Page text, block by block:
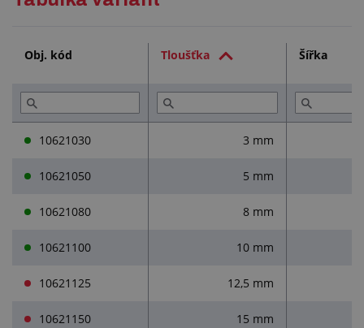
Přečtěte si (5)
Obj. kód Tloušťka Šířka
10621030 3 mm
10621050 5 mm
10621080 8 mm
10621100 10 mm
10621125 12,5 mm
10621150 15 mm